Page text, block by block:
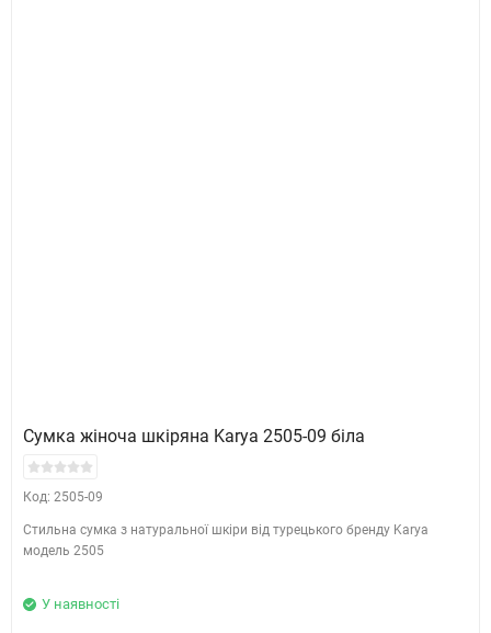
Сумка жіноча шкіряна Karya 2505-09 біла
Код: 2505-09
Стильна сумка з натуральної шкіри від турецького бренду Karya
модель 2505
У наявності